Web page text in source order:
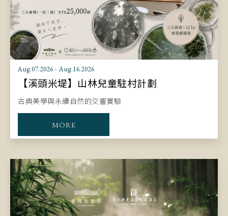
Aug.07.2026 - Aug.16.2026
【溪頭米堤】山林兒童駐村計劃
古典美學與永續自然的交響實驗
MORE